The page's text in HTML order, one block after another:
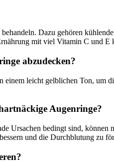
Dazu gehören
mit viel Vitamin C und
abzudecken?
leicht gelblichen Ton,
Augenringe?
Ursachen bedingt sind,
und die Durchblutung zu